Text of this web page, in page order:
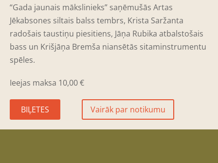
“Gada jaunais mākslinieks” saņēmušās Artas
Jēkabsones siltais balss tembrs, Krista Saržanta
radošais taustiņu piesitiens, Jāņa Rubika atbalstošais
bass un Krišjāņa Bremša niansētās sitaminstrumentu
spēles.
Ieejas maksa 10,00€
BIĻETES Vairāk par notikumu